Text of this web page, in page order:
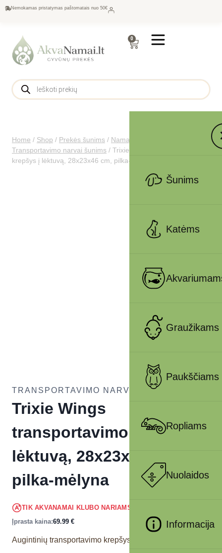
Nemokamas pristatymas paštomatais nuo 50€
0
Šunims
Katėms
Graužikams
Paukščiams
Ropliams
Nuolaidos
Informacija
Home / Shop / Prekės šunims / Namams šunims
Transportavimo narvai šunims / Trixie Wings transportavimo
krepšys į lėktuvą, 28x23x46 cm, pilka-mėlyna
TRANSPORTAVIMO NARVAI ŠUNIMS
Trixie Wings
transportavimo krepšys į
lėktuvą, 28x23x46 cm,
pilka-mėlyna
TIK AKVANAMAI KLUBO NARIAMS
Įprasta kaina:69.99 €
Augintinių transportavimo krepšys.